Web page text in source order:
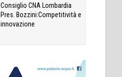
Consiglio CNA Lombardia
Pres. Bozzini:Competitività e
innovazione